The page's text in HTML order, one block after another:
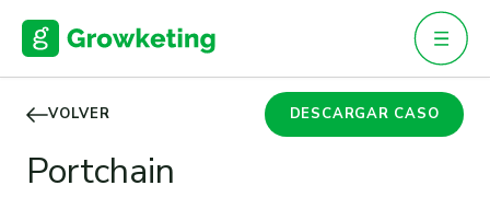
content
VOLVER
Portchain
DESCARGAR CASO